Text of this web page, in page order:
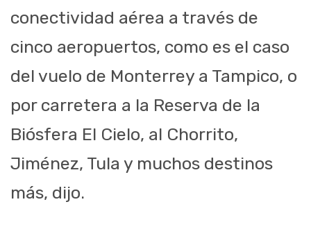
conectividad aérea a través de
cinco aeropuertos, como es el caso
del vuelo de Monterrey a Tampico, o
por carretera a la Reserva de la
Biósfera El Cielo, al Chorrito,
Jiménez, Tula y muchos destinos
más, dijo.